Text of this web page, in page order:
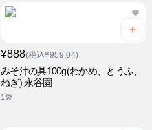
¥888(税込¥959.04)
みそ汁の具100g(わかめ、とうふ、
ねぎ) 永谷園
1袋